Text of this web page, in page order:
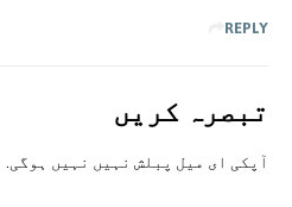
REPLY
تبصرہ کريں
آپکی ای ميل پبلش نہيں نہيں ہوگی.